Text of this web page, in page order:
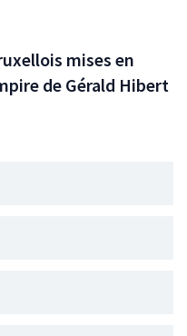
mises en
de Gérald Hibert